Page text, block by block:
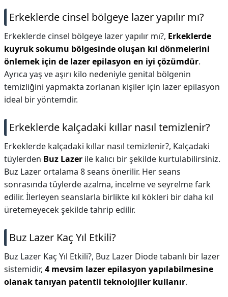
Erkeklerde cinsel bölgeye lazer yapılır mı?
Erkeklerde cinsel bölgeye lazer yapılır mı?, Erkeklerde
kuyruk sokumu bölgesinde oluşan kıl dönmelerini
önlemek için de lazer epilasyon en iyi çözümdür.
Ayrıca yaş ve aşırı kilo nedeniyle genital bölgenin
temizliğini yapmakta zorlanan kişiler için lazer epilasyon
ideal bir yöntemdir.
Erkeklerde kalçadaki kıllar nasıl temizlenir?
Erkeklerde kalçadaki kıllar nasıl temizlenir?, Kalçadaki
tüylerden Buz Lazer ile kalıcı bir şekilde kurtulabilirsiniz.
Buz Lazer ortalama 8 seans önerilir. Her seans
sonrasında tüylerde azalma, incelme ve seyrelme fark
edilir. İlerleyen seanslarla birlikte kıl kökleri bir daha kıl
üretemeyecek şekilde tahrip edilir.
Buz Lazer Kaç Yıl Etkili?
Buz Lazer Kaç Yıl Etkili?, Buz Lazer Diode tabanlı bir lazer
sistemidir, 4 mevsim lazer epilasyon yapılabilmesine
olanak tanıyan patentli teknolojiler kullanır.